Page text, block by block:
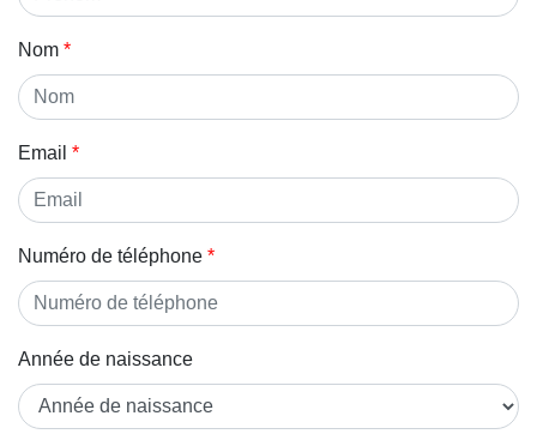
Nom
Email
Numéro de téléphone
Année de naissance